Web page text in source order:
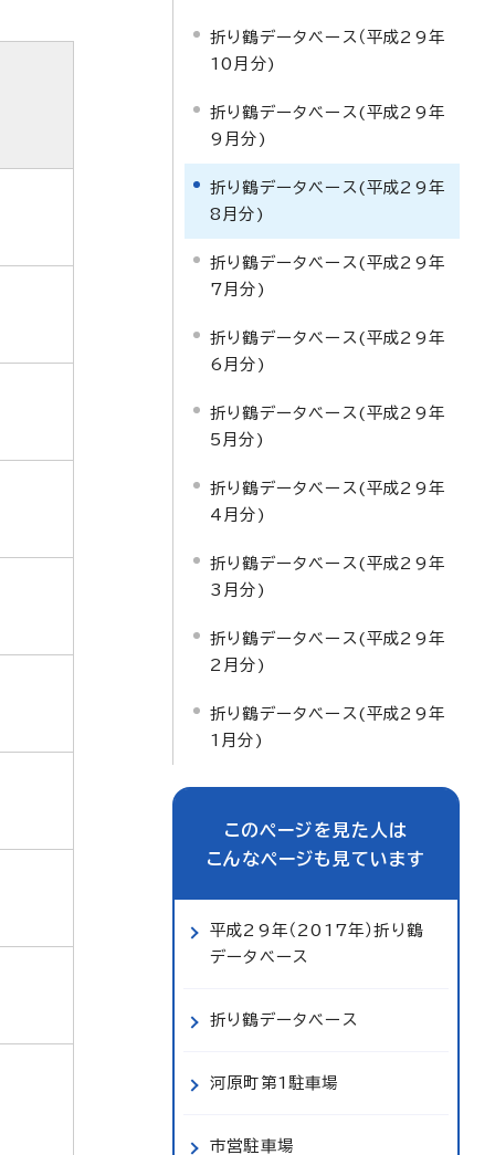
折り鶴データベース（平成29年
10月分)
折り鶴データベース(平成29年
9月分)
折り鶴データベース(平成29年
8月分)
折り鶴データベース(平成29年
7月分)
折り鶴データベース(平成29年
6月分)
折り鶴データベース(平成29年
5月分)
折り鶴データベース(平成29年
4月分)
折り鶴データベース(平成29年
3月分)
折り鶴データベース(平成29年
2月分)
折り鶴データベース(平成29年
1月分)
このページを見た人は
こんなページも見ています
平成29年（2017年）折り鶴
データベース
折り鶴データベース
河原町第1駐車場
市営駐車場